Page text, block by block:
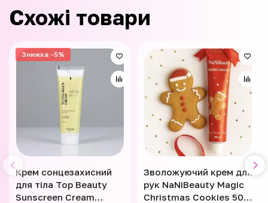
Схожі товари
Знижка -5%
Крем сонцезахисний
для тіла Top Beauty
Sunscreen Cream
Зволожуючий крем для
рук NaNiBeauty Magic
Christmas Cookies 50